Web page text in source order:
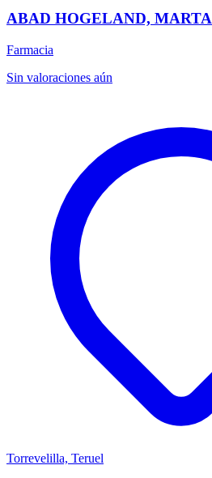
ABAD HOGELAND, MARTA
Farmacia
Sin valoraciones aún
Torrevelilla, Teruel